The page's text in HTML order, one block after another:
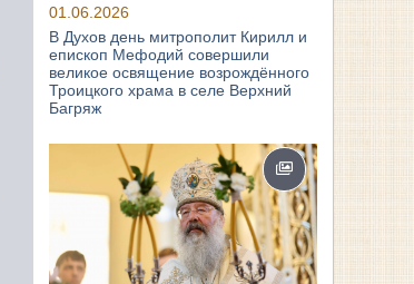
01.06.2026
В Духов день митрополит Кирилл и
епископ Мефодий совершили
великое освящение возрождённого
Троицкого храма в селе Верхний
Багряж